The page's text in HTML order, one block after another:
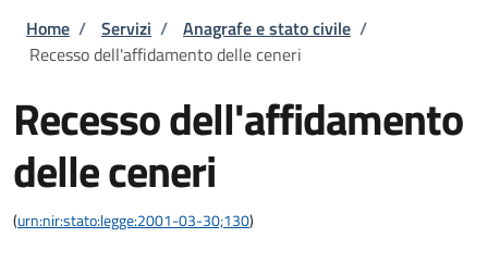
Briciole di pane
Home / Servizi / Anagrafe e stato civile /
Recesso dell'affidamento delle ceneri
Recesso dell'affidamento
delle ceneri
(urn:nir:stato:legge:2001-03-30;130)